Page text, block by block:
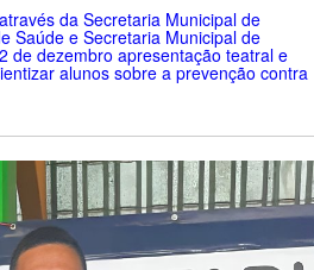
da Secretaria Municipal de
Saúde e Secretaria Municipal de
de dezembro apresentação teatral e
alunos sobre a prevenção contra